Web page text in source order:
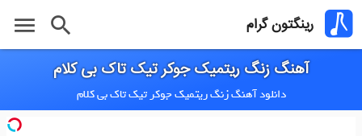
رینگتون گرام search
menu
آهنگ زنگ ریتمیک جوکر تیک تاک بی کلام
دانلود آهنگ زنگ ریتمیک جوکر تیک تاک بی کلام